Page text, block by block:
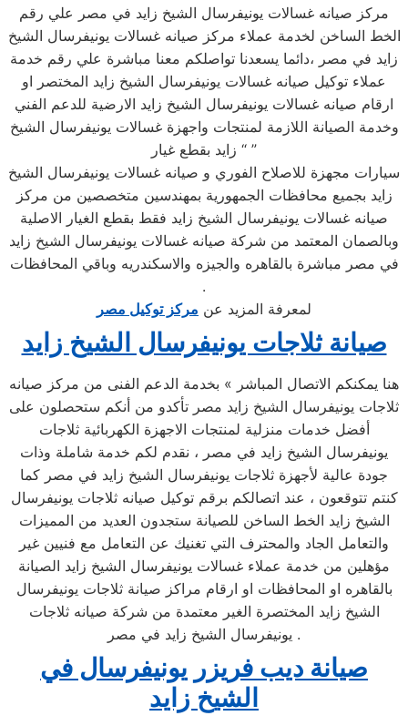
مركز صيانه غسالات يونيفرسال الشيخ زايد في مصر علي رقم
الخط الساخن لخدمة عملاء مركز صيانه غسالات يونيفرسال الشيخ
زايد في مصر ،دائما يسعدنا تواصلكم معنا مباشرة علي رقم خدمة
عملاء توكيل صيانه غسالات يونيفرسال الشيخ زايد المختصر او
ارقام صيانه غسالات يونيفرسال الشيخ زايد الارضية للدعم الفني
وخدمة الصيانة اللازمة لمنتجات واجهزة غسالات يونيفرسال الشيخ
زايد بقطع غيار “ ”
سيارات مجهزة للاصلاح الفوري و صيانه غسالات يونيفرسال الشيخ
زايد بجميع محافظات الجمهورية بمهندسين متخصصين من مركز
صيانه غسالات يونيفرسال الشيخ زايد فقط بقطع الغيار الاصلية
وبالصمان المعتمد من شركة صيانه غسالات يونيفرسال الشيخ زايد
في مصر مباشرة بالقاهره والجيزه والاسكندريه وباقي المحافظات
.
لمعرفة المزيد عن مركز توكيل مصر
صيانة ثلاجات يونيفرسال الشيخ زايد
هنا يمكنكم الاتصال المباشر » بخدمة الدعم الفنى من مركز صيانه
ثلاجات يونيفرسال الشيخ زايد مصر تأكدو من أنكم ستحصلون على
أفضل خدمات منزلية لمنتجات الاجهزة الكهربائية ثلاجات
يونيفرسال الشيخ زايد في مصر ، نقدم لكم خدمة شاملة وذات
جودة عالية لأجهزة ثلاجات يونيفرسال الشيخ زايد في مصر كما
كنتم تتوقعون ، عند اتصالكم برقم توكيل صيانه ثلاجات يونيفرسال
الشيخ زايد الخط الساخن للصيانة ستجدون العديد من المميزات
والتعامل الجاد والمحترف التي تغنيك عن التعامل مع فنيين غير
مؤهلين من خدمة عملاء غسالات يونيفرسال الشيخ زايد الصيانة
بالقاهره او المحافظات او ارقام مراكز صيانة ثلاجات يونيفرسال
الشيخ زايد المختصرة الغير معتمدة من شركة صيانه ثلاجات
يونيفرسال الشيخ زايد في مصر .
صيانة ديب فريزر يونيفرسال في
الشيخ زايد